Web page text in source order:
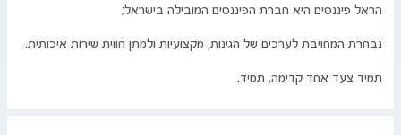
הראל פיננסים היא חברת הפיננסים המובילה בישראל;
נבחרת המחויבת לערכים של הגינות, מקצועיות ולמתן חווית שירות איכותית.
תמיד צעד אחד קדימה. תמיד.​​​​​